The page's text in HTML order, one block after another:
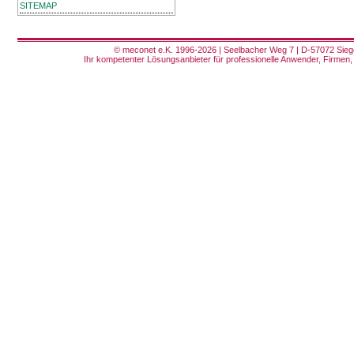
SITEMAP
© meconet e.K. 1996-2026 | Seelbacher Weg 7 | D-57072
Ihr kompetenter Lösungsanbieter für professionelle Anwender,